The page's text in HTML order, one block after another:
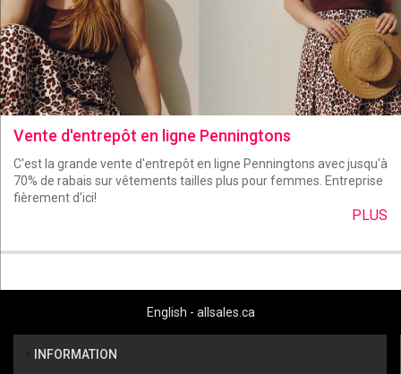
Vente d'entrepôt en ligne Penningtons
C'est la grande vente d'entrepôt en ligne Penningtons avec jusqu'à
70% de rabais sur vêtements tailles plus pour femmes. Entreprise
fièrement d'ici!
PLUS
English - allsales.ca
INFORMATION